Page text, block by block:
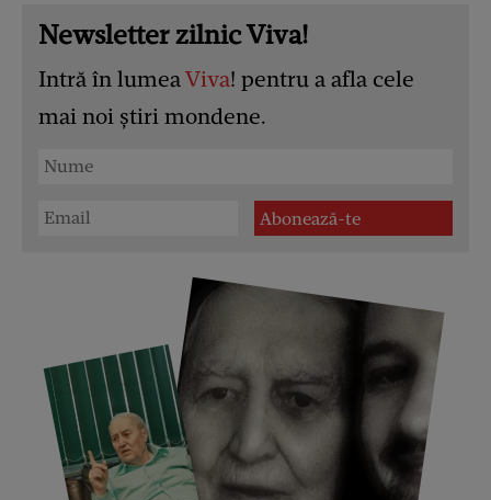
Newsletter zilnic Viva!
Intră în lumeaViva! pentru a afla cele
mai noi știri mondene.